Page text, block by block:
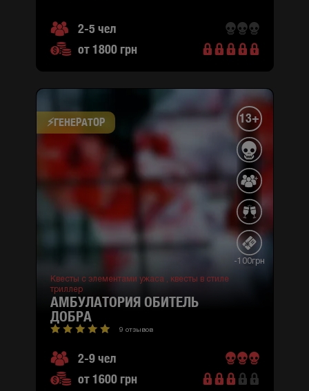
2-5 чел
от 1800 грн
⚡​ГЕНЕРАТОР 13+
-100грн
Квесты с элементами ужаса ,
квесты в стиле
триллер
АМБУЛАТОРИЯ ОБИТЕЛЬ
ДОБРА
9 отзывов
2-9 чел
от 1600 грн